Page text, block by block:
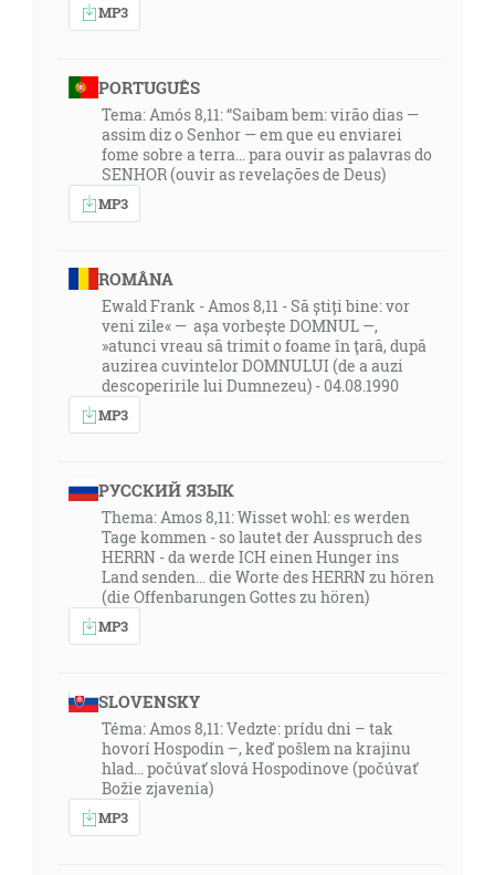
MP3
PORTUGUÊS
Tema: Amós 8,11: “Saibam bem: virão dias —
assim diz o Senhor — em que eu enviarei
fome sobre a terra... para ouvir as palavras do
SENHOR (ouvir as revelações de Deus)
MP3
ROMÂNA
Ewald Frank - Amos 8,11 - Să știți bine: vor
veni zile« — așa vorbește DOMNUL —,
»atunci vreau să trimit o foame în ţară, după
auzirea cuvintelor DOMNULUI (de a auzi
descoperirile lui Dumnezeu) - 04.08.1990
MP3
РУССКИЙ ЯЗЫК
Thema: Amos 8,11: Wisset wohl: es werden
Tage kommen - so lautet der Ausspruch des
HERRN - da werde ICH einen Hunger ins
Land senden... die Worte des HERRN zu hören
(die Offenbarungen Gottes zu hören)
MP3
SLOVENSKY
Téma: Amos 8,11: Vedzte: prídu dni – tak
hovorí Hospodin –, keď pošlem na krajinu
hlad... počúvať slová Hospodinove (počúvať
Božie zjavenia)
MP3